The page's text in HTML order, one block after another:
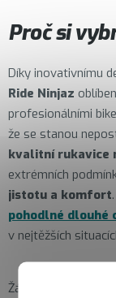
Proč si
Díky inovativnímu
Ride Ninjaz
profesionálními
že se stanou
kvalitní rukavice
extrémních
jistotu a komfort
pohodlné dlouhé
v nejtěžších
Žádné produkty